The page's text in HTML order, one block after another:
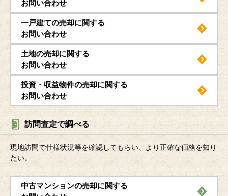
お問い合わせ
一戸建ての売却に関する
お問い合わせ
土地の売却に関する
お問い合わせ
投資・収益物件の売却に関する
お問い合わせ
訪問査定で調べる
現地訪問で仕様状況等を確認してもらい、より正確な価格を知り
たい。
中古マンションの売却に関する